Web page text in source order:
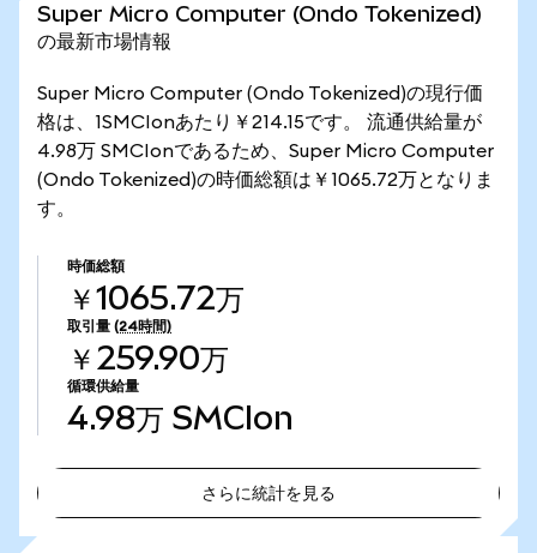
Super Micro Computer (Ondo Tokenized)
の最新市場情報
Super Micro Computer (Ondo Tokenized)の現行価
格は、1SMCIonあたり￥214.15です。 流通供給量が
4.98万 SMCIonであるため、Super Micro Computer
(Ondo Tokenized)の時価総額は￥1065.72万となりま
す。
時価総額
￥1065.72万
取引量 (24時間)
￥259.90万
循環供給量
4.98万 SMCIon
さらに統計を見る